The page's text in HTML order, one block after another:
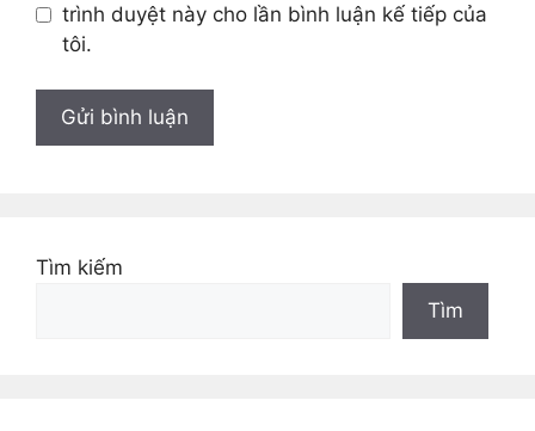
trình duyệt này cho lần bình luận kế tiếp của
tôi.
Tìm kiếm
Tìm